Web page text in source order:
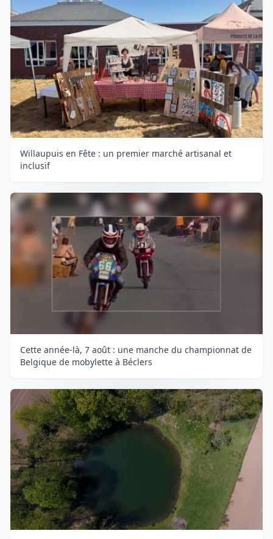
Willaupuis en Fête : un premier marché artisanal et
inclusif
Cette année-là, 7 août : une manche du championnat de
Belgique de mobylette à Béclers